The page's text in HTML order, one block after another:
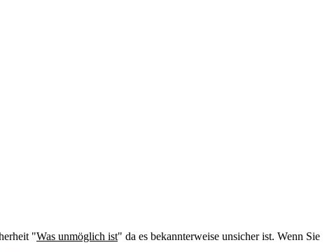
"Was unmöglich ist" da es bekannterweise unsicher ist. Wenn Sie